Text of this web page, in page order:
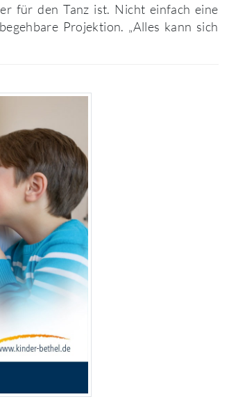
für den Tanz ist. Nicht einfach eine
Projektion. „Alles kann sich